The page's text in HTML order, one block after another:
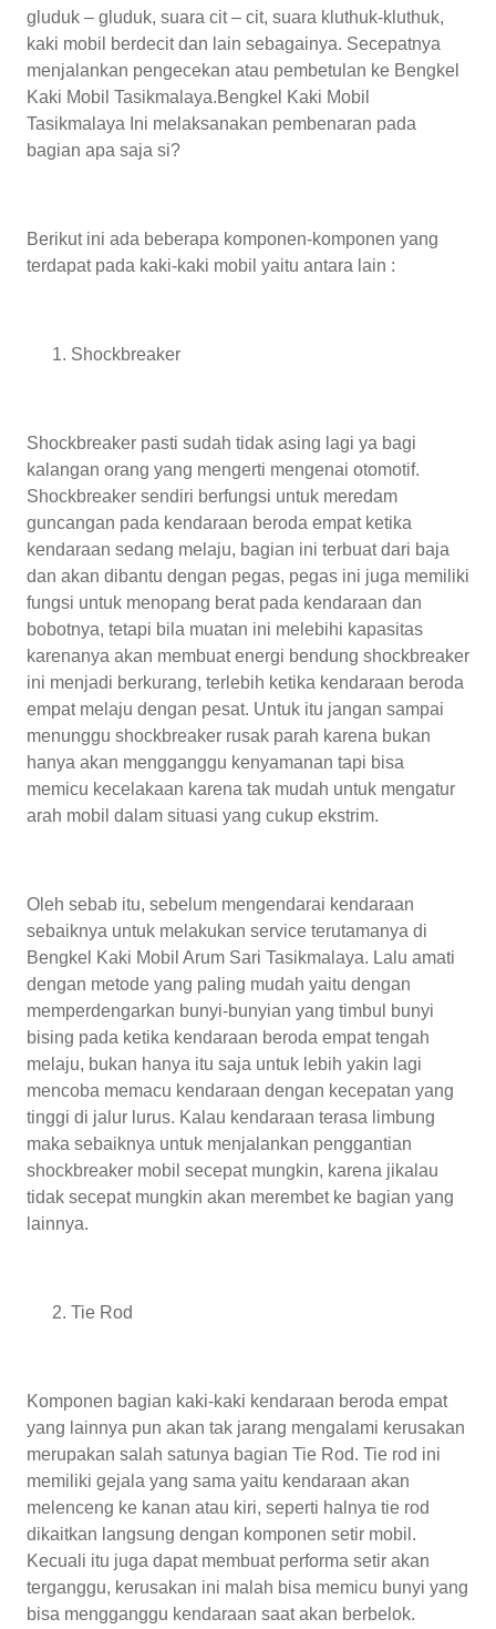
gluduk – gluduk, suara cit – cit, suara kluthuk-kluthuk,
kaki mobil berdecit dan lain sebagainya. Secepatnya
menjalankan pengecekan atau pembetulan ke Bengkel
Kaki Mobil Tasikmalaya.Bengkel Kaki Mobil
Tasikmalaya Ini melaksanakan pembenaran pada
bagian apa saja si?
Berikut ini ada beberapa komponen-komponen yang
terdapat pada kaki-kaki mobil yaitu antara lain :
Shockbreaker
Shockbreaker pasti sudah tidak asing lagi ya bagi
kalangan orang yang mengerti mengenai otomotif.
Shockbreaker sendiri berfungsi untuk meredam
guncangan pada kendaraan beroda empat ketika
kendaraan sedang melaju, bagian ini terbuat dari baja
dan akan dibantu dengan pegas, pegas ini juga memiliki
fungsi untuk menopang berat pada kendaraan dan
bobotnya, tetapi bila muatan ini melebihi kapasitas
karenanya akan membuat energi bendung shockbreaker
ini menjadi berkurang, terlebih ketika kendaraan beroda
empat melaju dengan pesat. Untuk itu jangan sampai
menunggu shockbreaker rusak parah karena bukan
hanya akan mengganggu kenyamanan tapi bisa
memicu kecelakaan karena tak mudah untuk mengatur
arah mobil dalam situasi yang cukup ekstrim.
Oleh sebab itu, sebelum mengendarai kendaraan
sebaiknya untuk melakukan service terutamanya di
Bengkel Kaki Mobil Arum Sari Tasikmalaya. Lalu amati
dengan metode yang paling mudah yaitu dengan
memperdengarkan bunyi-bunyian yang timbul bunyi
bising pada ketika kendaraan beroda empat tengah
melaju, bukan hanya itu saja untuk lebih yakin lagi
mencoba memacu kendaraan dengan kecepatan yang
tinggi di jalur lurus. Kalau kendaraan terasa limbung
maka sebaiknya untuk menjalankan penggantian
shockbreaker mobil secepat mungkin, karena jikalau
tidak secepat mungkin akan merembet ke bagian yang
lainnya.
Tie Rod
Komponen bagian kaki-kaki kendaraan beroda empat
yang lainnya pun akan tak jarang mengalami kerusakan
merupakan salah satunya bagian Tie Rod. Tie rod ini
memiliki gejala yang sama yaitu kendaraan akan
melenceng ke kanan atau kiri, seperti halnya tie rod
dikaitkan langsung dengan komponen setir mobil.
Kecuali itu juga dapat membuat performa setir akan
terganggu, kerusakan ini malah bisa memicu bunyi yang
bisa mengganggu kendaraan saat akan berbelok.